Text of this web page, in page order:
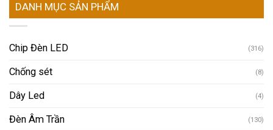
DANH MỤC SẢN PHẨM
Chip Đèn LED (316)
Chống sét (8)
Dây Led (4)
Đèn Âm Trần (130)